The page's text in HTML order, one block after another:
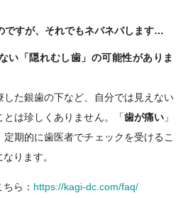
ですが、それでもネバネバします…
い「隠れむし歯」の可能性がありま
た銀歯の下など、自分では見えない
は珍しくありません。「歯が痛い 」
期的に歯医者でチェックを受けるこ
ります。
ら： https://kagi-dc.com/faq/